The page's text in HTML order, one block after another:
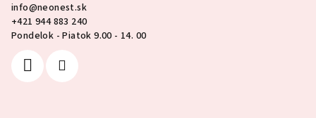
info@neonest.sk
+421 944 883 240
Pondelok - Piatok 9.00 - 14. 00